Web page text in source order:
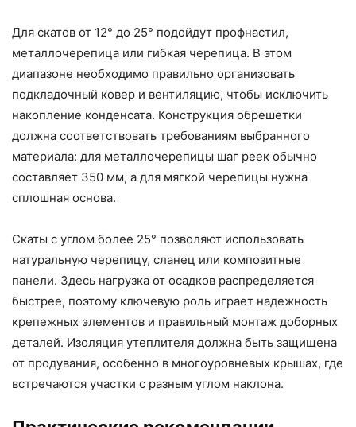
Для скатов от 12° до 25° подойдут профнастил,
металлочерепица или гибкая черепица. В этом
диапазоне необходимо правильно организовать
подкладочный ковер и вентиляцию, чтобы исключить
накопление конденсата. Конструкция обрешетки
должна соответствовать требованиям выбранного
материала: для металлочерепицы шаг реек обычно
составляет 350 мм, а для мягкой черепицы нужна
сплошная основа.
Скаты с углом более 25° позволяют использовать
натуральную черепицу, сланец или композитные
панели. Здесь нагрузка от осадков распределяется
быстрее, поэтому ключевую роль играет надежность
крепежных элементов и правильный монтаж доборных
деталей. Изоляция утеплителя должна быть защищена
от продувания, особенно в многоуровневых крышах, где
встречаются участки с разным углом наклона.